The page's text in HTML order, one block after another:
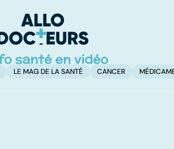
LE MAG DE LA SANTÉ CANCER